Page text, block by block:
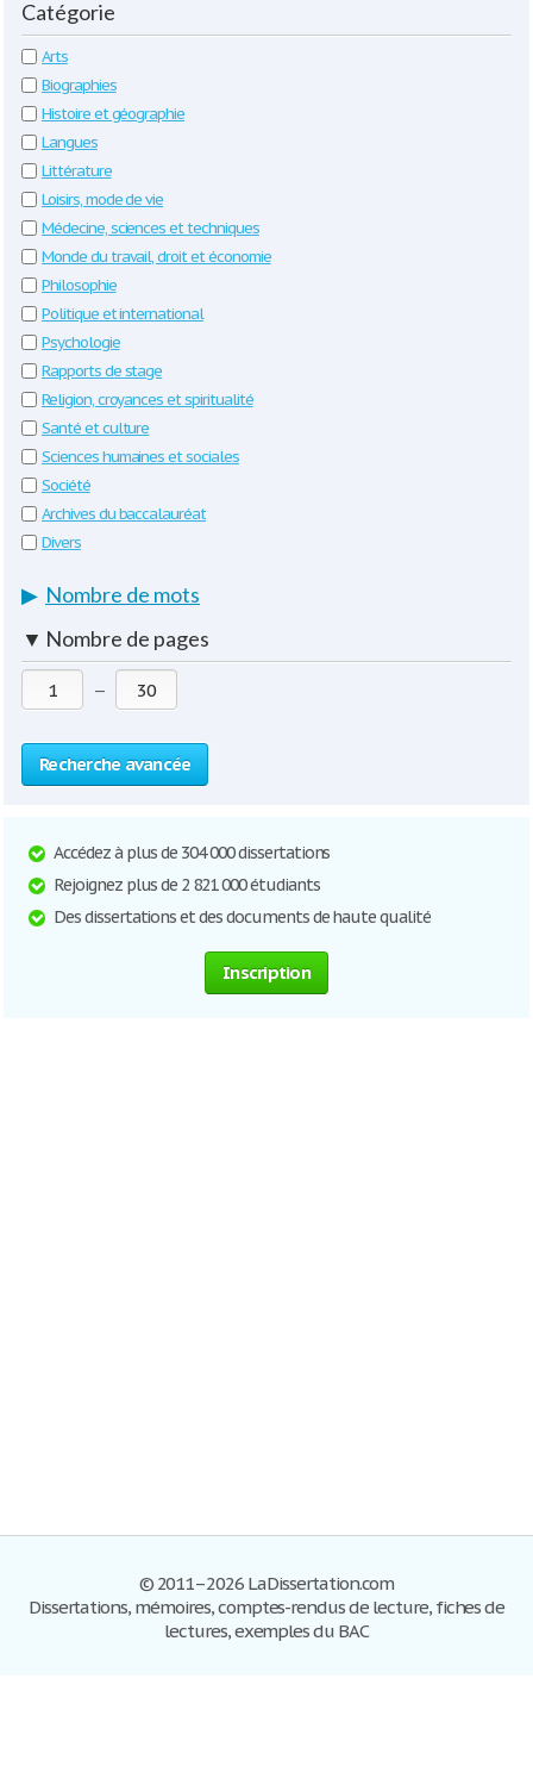
Catégorie
Arts
Biographies
Histoire et géographie
Langues
Littérature
Loisirs, mode de vie
Médecine, sciences et techniques
Monde du travail, droit et économie
Philosophie
Politique et international
Psychologie
Rapports de stage
Religion, croyances et spiritualité
Santé et culture
Sciences humaines et sociales
Société
Archives du baccalauréat
Divers
▶ Nombre de mots
▼ Nombre de pages
—
Recherche avancée
Accédez à plus de 304 000 dissertations
Rejoignez plus de 2 821 000 étudiants
Des dissertations et des documents de haute qualité
Inscription
© 2011–2026 LaDissertation.com
Dissertations, mémoires, comptes-rendus de lecture, fiches de
lectures, exemples du BAC